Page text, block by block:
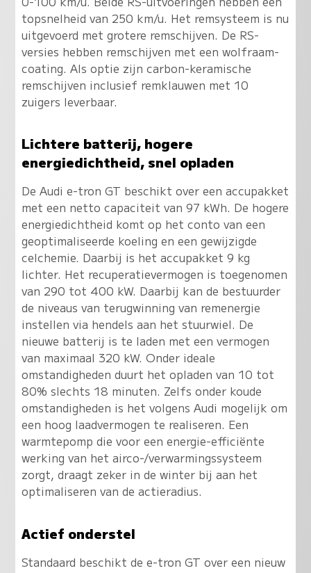
topsnelheid van 250 km/u. Het remsysteem is nu
uitgevoerd met grotere remschijven. De RS-
versies hebben remschijven met een wolfraam-
coating. Als optie zijn carbon-keramische
remschijven inclusief remklauwen met 10
zuigers leverbaar.
Lichtere batterij, hogere
energiedichtheid, snel opladen
De Audi e-tron GT beschikt over een accupakket
met een netto capaciteit van 97 kWh. De hogere
energiedichtheid komt op het conto van een
geoptimaliseerde koeling en een gewijzigde
celchemie. Daarbij is het accupakket 9 kg
lichter. Het recuperatievermogen is toegenomen
van 290 tot 400 kW. Daarbij kan de bestuurder
de niveaus van terugwinning van remenergie
instellen via hendels aan het stuurwiel. De
nieuwe batterij is te laden met een vermogen
van maximaal 320 kW. Onder ideale
omstandigheden duurt het opladen van 10 tot
80% slechts 18 minuten. Zelfs onder koude
omstandigheden is het volgens Audi mogelijk om
een hoog laadvermogen te realiseren. Een
warmtepomp die voor een energie-efficiënte
werking van het airco-/verwarmingssysteem
zorgt, draagt zeker in de winter bij aan het
optimaliseren van de actieradius.
Actief onderstel
Standaard beschikt de e-tron GT over een nieuw